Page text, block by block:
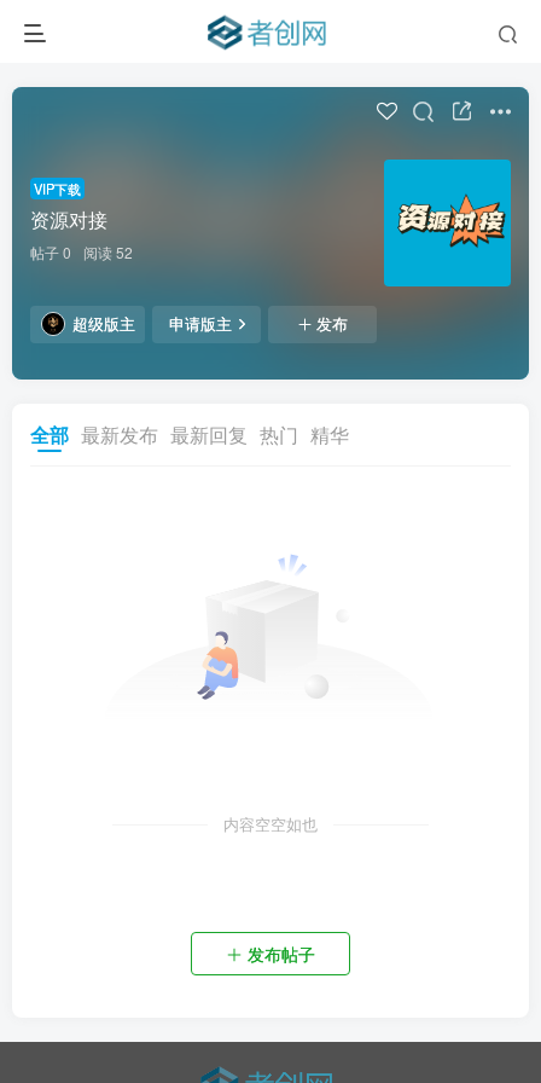
VIP下载
资源对接
帖子 0 阅读 52
超级版主 申请版主 发布
全部 最新发布 最新回复 热门 精华
内容空空如也
发布帖子